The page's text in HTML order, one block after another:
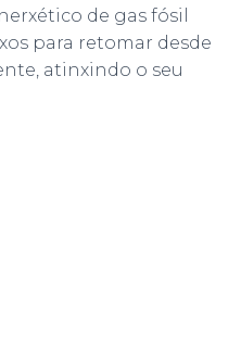
de gas fósil
para retomar desde
atinxindo o seu